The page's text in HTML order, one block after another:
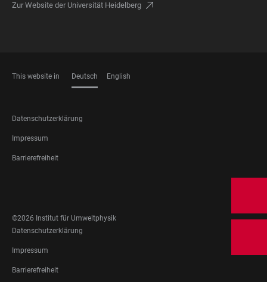
Zur Website der Universität Heidelberg
This website in Deutsch English
FOOTER
LEGAL
Datenschutzerklärung
Impressum
Barrierefreiheit
MEDIA
©2026 Institut für Umweltphysik
FOOTER
LEGAL
Datenschutzerklärung
Impressum
Barrierefreiheit